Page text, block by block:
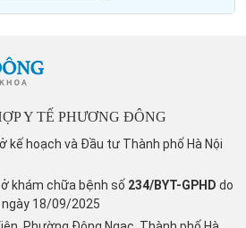
Y TẾ PHƯƠNG ĐÔNG
kế hoạch và Đầu tư Thành phố Hà Nội
khám chữa bệnh số 234/BYT-GPHD do
ngày 18/09/2025